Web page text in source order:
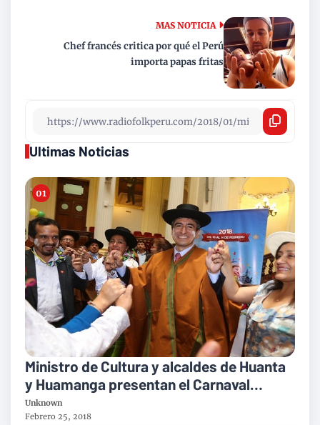
MAS NOTICIA
Chef francés critica por qué el Perú
importa papas fritas
Ultimas Noticias
Ministro de Cultura y alcaldes de Huanta
y Huamanga presentan el Carnaval
Ayacuchano 2018
Unknown
Febrero 25, 2018